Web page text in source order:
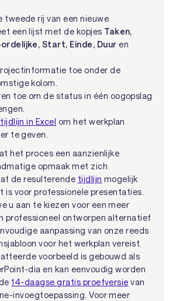
tweede rij van een nieuwe
een lijst met de kopjes Taken,
Start, Einde, Duur en
toe onder de
kolom.
toe om de status in één oogopslag
in Excel om het werkplan
te geven.
het proces een aanzienlijke
opmaak met zich
de resulterende tijdlijn mogelijk
is voor professionele presentaties.
u aan te kiezen voor een meer
professioneel ontworpen alternatief
aanpassing van onze reeds
voor het werkplan vereist.
voorbeeld is gebouwd als
dia en kan eenvoudig worden
14-daagse gratis proefversie van
invoegtoepassing. Voor meer